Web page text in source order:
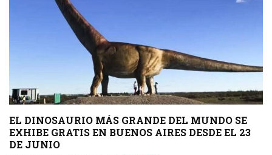
EL DINOSAURIO MÁS GRANDE DEL MUNDO SE
EXHIBE GRATIS EN BUENOS AIRES DESDE EL 23
DE JUNIO